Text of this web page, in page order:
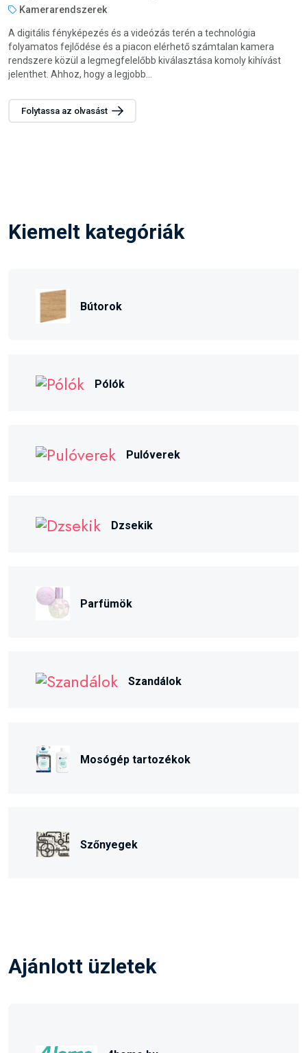
Steel darts nyilak
A darts játék nemcsak szórakoztató, hanem remek módja annak
is, hogy fejlessze a csukló és az egész kar izmait. Legyen szó
családi vagy baráti összejövetelekről, esetleg munkahelyi
szórakozásról, a darts...
Folytassa az olvasást
Kiemelt kategóriák
Bútorok
Pólók
Pulóverek
Dzsekik
Parfümök
Szandálok
Mosógép tartozékok
Szőnyegek
Ajánlott üzletek